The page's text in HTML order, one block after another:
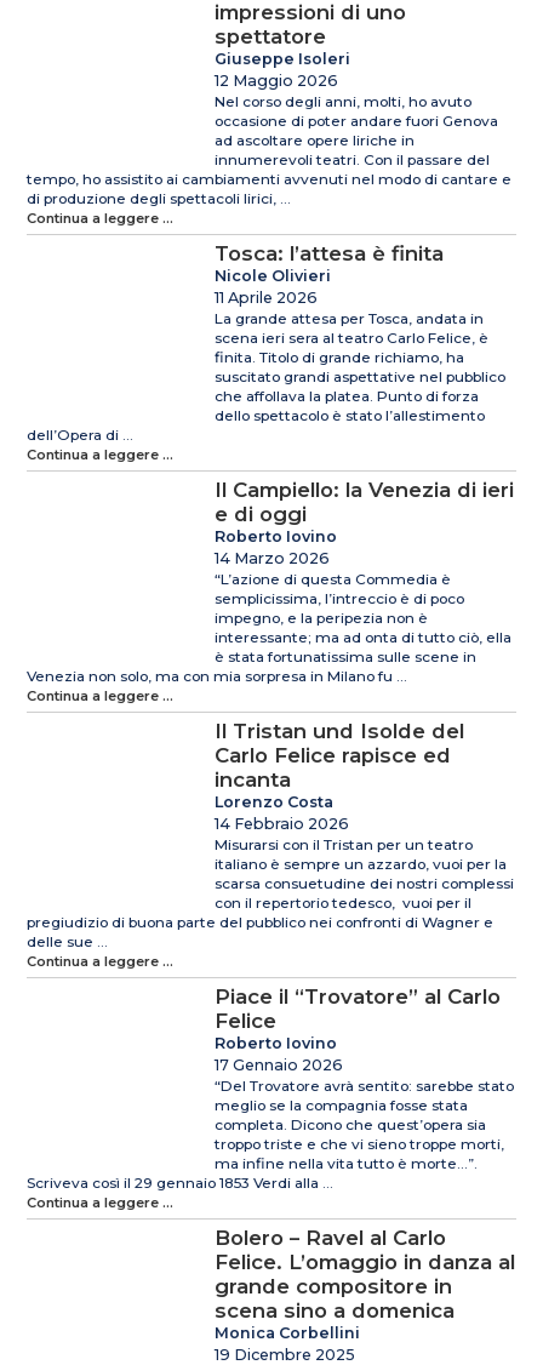
impressioni di uno
spettatore
Giuseppe Isoleri
12 Maggio 2026
Nel corso degli anni, molti, ho avuto
occasione di poter andare fuori Genova
ad ascoltare opere liriche in
innumerevoli teatri. Con il passare del
tempo, ho assistito ai cambiamenti avvenuti nel modo di cantare e
di produzione degli spettacoli lirici, ...
Continua a leggere ...
Tosca: l’attesa è finita
Nicole Olivieri
11 Aprile 2026
La grande attesa per Tosca, andata in
scena ieri sera al teatro Carlo Felice, è
finita. Titolo di grande richiamo, ha
suscitato grandi aspettative nel pubblico
che affollava la platea. Punto di forza
dello spettacolo è stato l’allestimento
dell’Opera di ...
Continua a leggere ...
Il Campiello: la Venezia di ieri
e di oggi
Roberto Iovino
14 Marzo 2026
“L’azione di questa Commedia è
semplicissima, l’intreccio è di poco
impegno, e la peripezia non è
interessante; ma ad onta di tutto ciò, ella
è stata fortunatissima sulle scene in
Venezia non solo, ma con mia sorpresa in Milano fu ...
Continua a leggere ...
Il Tristan und Isolde del
Carlo Felice rapisce ed
incanta
Lorenzo Costa
14 Febbraio 2026
Misurarsi con il Tristan per un teatro
italiano è sempre un azzardo, vuoi per la
scarsa consuetudine dei nostri complessi
con il repertorio tedesco, vuoi per il
pregiudizio di buona parte del pubblico nei confronti di Wagner e
delle sue ...
Continua a leggere ...
Piace il “Trovatore” al Carlo
Felice
Roberto Iovino
17 Gennaio 2026
“Del Trovatore avrà sentito: sarebbe stato
meglio se la compagnia fosse stata
completa. Dicono che quest’opera sia
troppo triste e che vi sieno troppe morti,
ma infine nella vita tutto è morte…”.
Scriveva così il 29 gennaio 1853 Verdi alla ...
Continua a leggere ...
Bolero – Ravel al Carlo
Felice. L’omaggio in danza al
grande compositore in
scena sino a domenica
Monica Corbellini
19 Dicembre 2025